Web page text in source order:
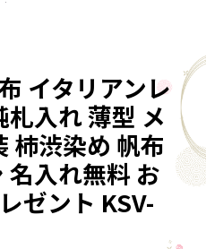
イタリアンレ
入れ 薄型 メ
柿渋染め 帆布
名入れ無料 お
ゼント KSV-